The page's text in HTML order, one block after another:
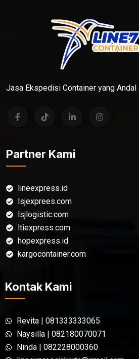
Jasa Ekspedisi Container yang Andal
Partner Kami
lineexpress.id
lsjexprees.com
lsjlogistic.com
ltiexpress.com
hopexpress.id
kargocontainer.com
Kontak Kami
Revita | 081333333065
Naysilla | 082180070071
Ninda | 082228000360